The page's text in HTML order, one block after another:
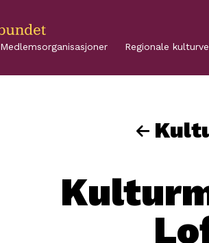
Medlemsorganisasjoner Regionale